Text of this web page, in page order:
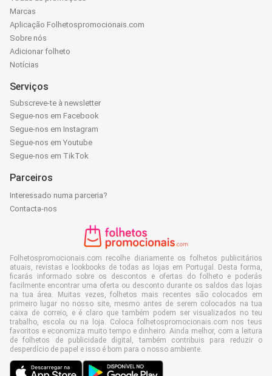
Marcas
Aplicação Folhetospromocionais.com
Sobre nós
Adicionar folheto
Notícias
Serviços
Subscreve-te à newsletter
Segue-nos em Facebook
Segue-nos em Instagram
Segue-nos em Youtube
Segue-nos em TikTok
Parceiros
Interessado numa parceria?
Contacta-nos
Folhetospromocionais.com recolhe diariamente os folhetos publicitários
atuais, revistas e lookbooks de todas as lojas em Portugal. Desta forma,
ficarás informado sobre os descontos e ofertas do folheto e poderás
facilmente encontrar uma oferta ou desconto durante os saldos das lojas
na tua área. Muitas vezes, folhetos mais recentes são colocados em
primeiro lugar no nosso site, mesmo antes de serem colocados na tua
caixa de correio, e é claro que também podem ser visualizados no teu
trabalho, escola ou na loja. Coloca folhetospromocionais.com nos teus
favoritos e economiza muito tempo e dinheiro. Ainda melhor, com a leitura
de folhetos de publicidade digital, também contribuis para reduzir o
desperdício de papel e isso é bom para o nosso ambiente.